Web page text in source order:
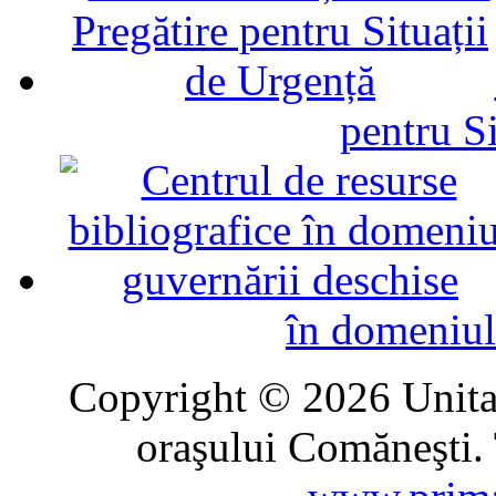
pentru
în
Copyright © 2026
oraşului